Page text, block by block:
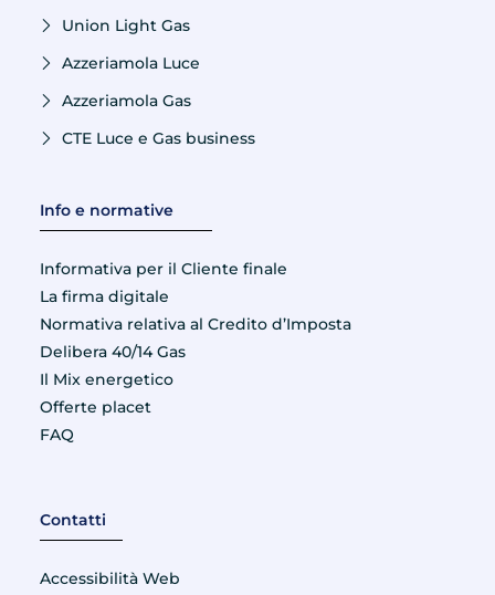
Union Light Gas
Azzeriamola Luce
Azzeriamola Gas
CTE Luce e Gas business
Info e normative
Informativa per il Cliente finale
La firma digitale
Normativa relativa al Credito d’Imposta
Delibera 40/14 Gas
Il Mix energetico
Offerte placet
FAQ
Contatti
Accessibilità Web